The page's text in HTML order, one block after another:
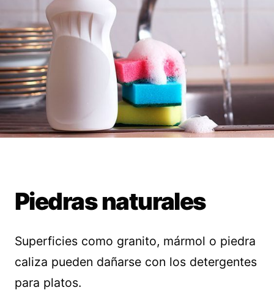
Piedras naturales
Superficies como granito, mármol o piedra
caliza pueden dañarse con los detergentes
para platos.